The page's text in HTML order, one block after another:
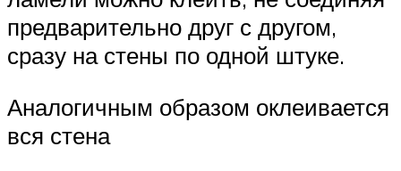
предварительно друг с другом,
сразу на стены по одной штуке.
Аналогичным образом оклеивается
вся стена